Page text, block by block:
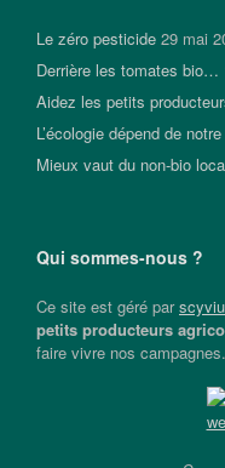
Le zéro pesticide 29 mai
Derrière les tomates bio…
Aidez les petits
L’écologie dépend de
Mieux vaut du non-bio
Qui sommes-nous ?
Ce site est géré par
petits producteurs
faire vivre nos campagnes.